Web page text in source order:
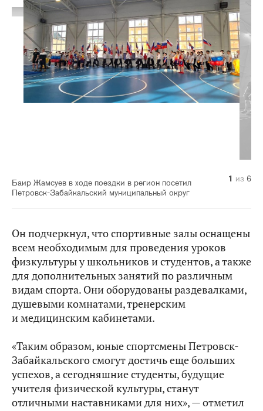
Баир Жамсуев в ходе поездки в регион посетил
Петровск-Забайкальский муниципальный округ
1 из 6
2 из 6
3 из 6
4 из 6
5 из 6
6 из 6
Он подчеркнул, что спортивные залы оснащены
всем необходимым для проведения уроков
физкультуры у школьников и студентов, а также
для дополнительных занятий по различным
видам спорта. Они оборудованы раздевалками,
душевыми комнатами, тренерским
и медицинским кабинетами.
«Таким образом, юные спортсмены Петровск-
Забайкальского смогут достичь еще больших
успехов, а сегодняшние студенты, будущие
учителя физической культуры, станут
отличными наставниками для них», — отметил